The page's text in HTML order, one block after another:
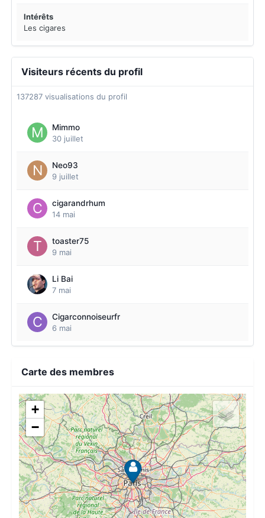
Intérêts
Les cigares
Visiteurs récents du profil
137287 visualisations du profil
Mimmo
30 juillet
Neo93
9 juillet
cigarandrhum
14 mai
toaster75
9 mai
Li Bai
7 mai
Cigarconnoiseurfr
6 mai
Carte des membres